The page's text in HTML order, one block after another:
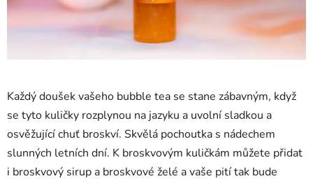
Každý doušek vašeho bubble tea se stane zábavným, když
se tyto kuličky rozplynou na jazyku a uvolní sladkou a
osvěžující chuť broskví. Skvělá pochoutka s nádechem
slunných letních dní. K broskvovým kuličkám můžete přidat
i broskvový sirup a broskvové želé a vaše pití tak bude